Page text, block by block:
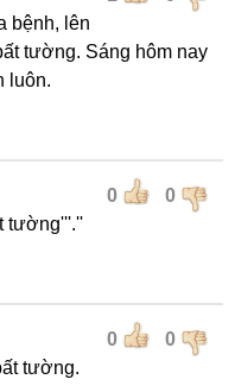
bệnh, lên
tường. Sáng hôm nay
luôn.
0 0
tường'''.''
0 0
tường.